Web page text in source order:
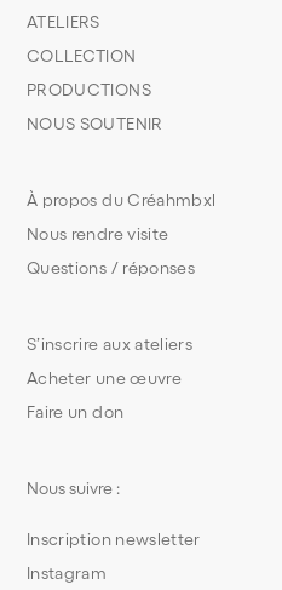
S’inscrire aux ateliers
Acheter une œuvre
Faire un don
À propos du Créahmbxl
Nous rendre visite
Questions / réponses
ATELIERS
COLLECTION
PRODUCTIONS
NOUS SOUTENIR
Nous suivre :
Inscription newsletter
Instagram